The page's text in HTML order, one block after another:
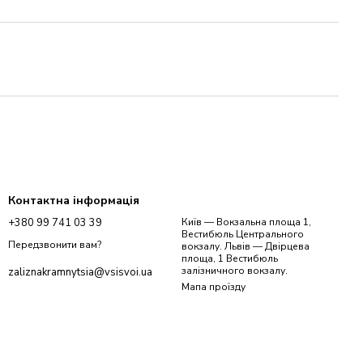
Контактна інформація
+380 99 741 03 39
Передзвонити вам?
zaliznakramnytsia@vsisvoi.ua
Київ — Вокзальна площа 1,
Вестибюль Центрального
вокзалу. Львів — Двірцева
площа, 1 Вестибюль
залізничного вокзалу.
Мапа проїзду